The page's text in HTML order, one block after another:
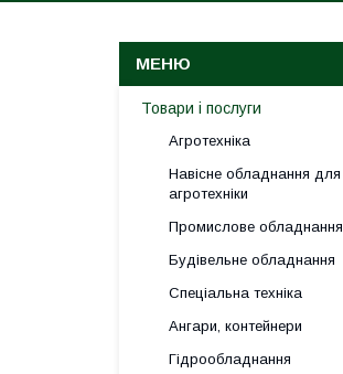
Товари і послуги
Агротехніка
Навісне обладнання для
агротехніки
Промислове обладнання
Будівельне обладнання
Спеціальна техніка
Ангари, контейнери
Гідрообладнання